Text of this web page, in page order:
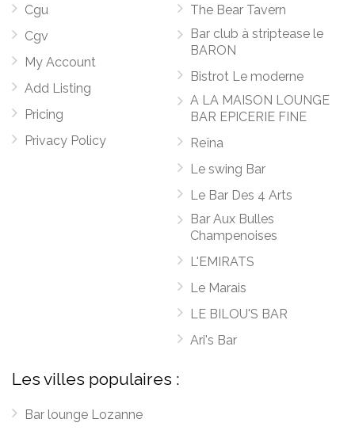
Cgu
Cgv
My Account
Add Listing
Pricing
Privacy Policy
The Bear Tavern
Bar club à striptease le
BARON
Bistrot Le moderne
A LA MAISON LOUNGE
BAR EPICERIE FINE
Reïna
Le swing Bar
Le Bar Des 4 Arts
Bar Aux Bulles
Champenoises
L'EMIRATS
Le Marais
LE BILOU'S BAR
Ari's Bar
Les villes populaires :
Bar lounge Lozanne